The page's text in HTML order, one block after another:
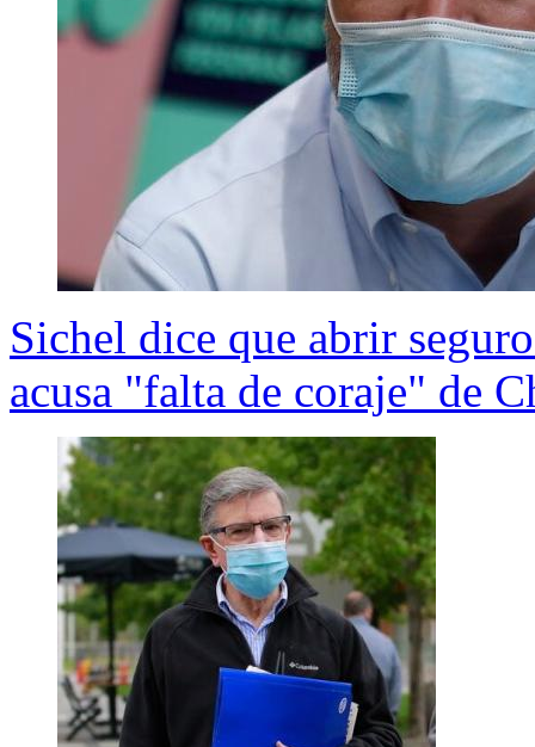
Sichel dice que abrir
acusa "falta de coraje" de